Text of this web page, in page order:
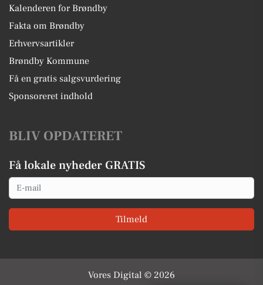
Kalenderen for Brøndby
Fakta om Brøndby
Erhvervsartikler
Brøndby Kommune
Få en gratis salgsvurdering
Sponsoreret indhold
BLIV OPDATERET
Få lokale nyheder GRATIS
Email
Tilmeld
Vores Digital © 2026